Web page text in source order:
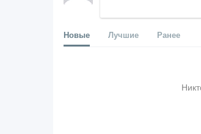
Новые Лучшие Ранее